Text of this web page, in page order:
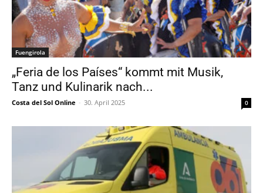
Fuengirola
„Feria de los Países“ kommt mit Musik,
Tanz und Kulinarik nach...
Costa del Sol Online - 30. April 2025 0